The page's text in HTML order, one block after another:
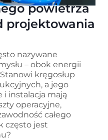
powietrza
projektowania
nazywane
– obok energii
kręgosłup
a jego
i instalacja mają
operacyjne,
całego
często jest